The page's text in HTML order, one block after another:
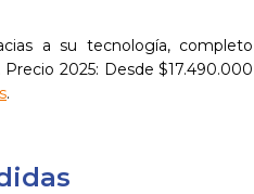
a su tecnología, completo
2025: Desde $17.490.000
.